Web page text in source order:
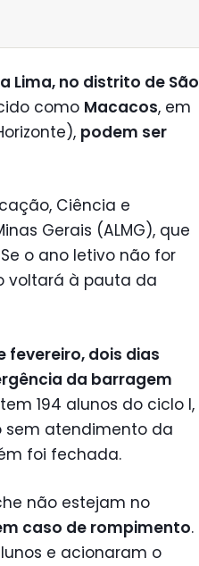
Lima, no distrito de São
como Macacos, em
podem ser
Ciência e
Gerais (ALMG), que
o ano letivo não for
voltará à pauta da
fevereiro, dois dias
da barragem
194 alunos do ciclo I,
sem atendimento da
foi fechada.
não estejam no
caso de rompimento.
e acionaram o